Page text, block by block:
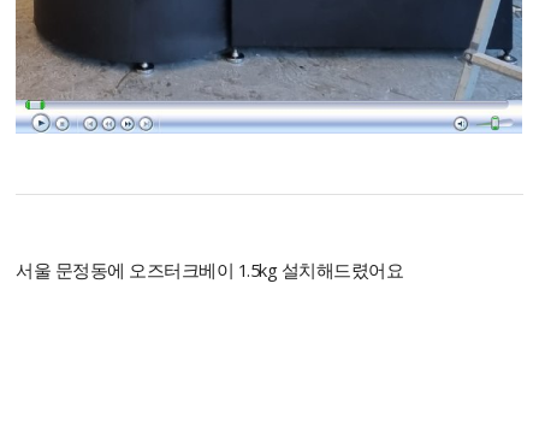
서울 문정동에 오즈터크베이 1.5kg 설치해드렸어요